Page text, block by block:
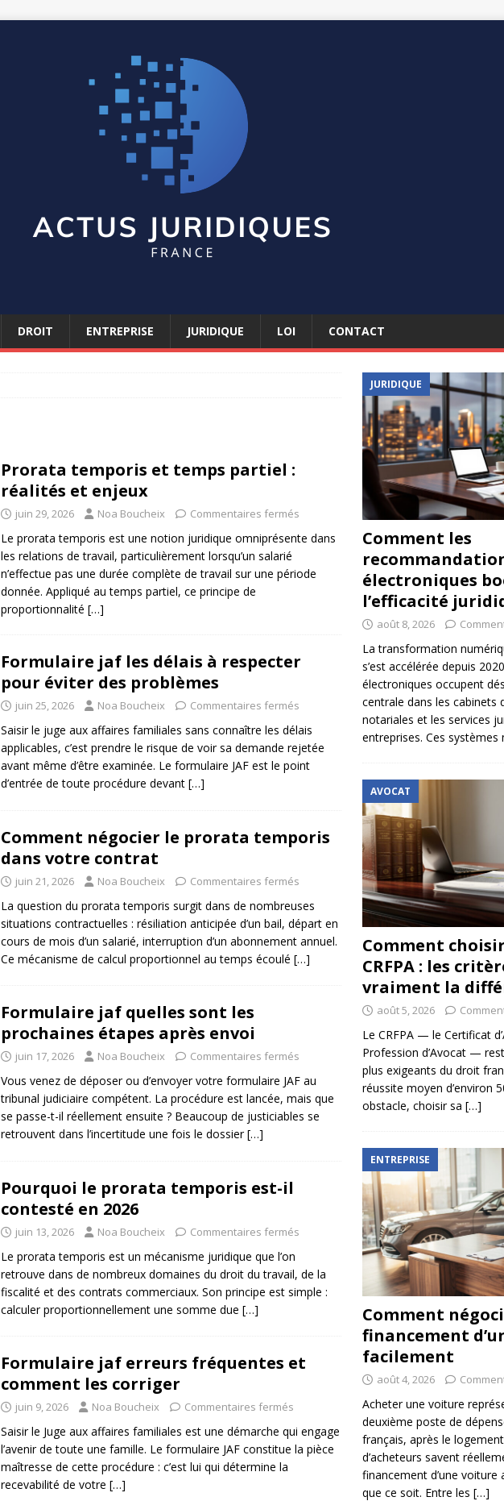
DROIT ENTREPRISE JURIDIQUE LOI CONTACT
Prorata temporis et temps partiel :
réalités et enjeux
juin 29, 2026 Noa Boucheix Commentaires fermés
Le prorata temporis est une notion juridique omniprésente dans
les relations de travail, particulièrement lorsqu’un salarié
n’effectue pas une durée complète de travail sur une période
donnée. Appliqué au temps partiel, ce principe de
proportionnalité […]
Formulaire jaf les délais à respecter
pour éviter des problèmes
juin 25, 2026 Noa Boucheix Commentaires fermés
Saisir le juge aux affaires familiales sans connaître les délais
applicables, c’est prendre le risque de voir sa demande rejetée
avant même d’être examinée. Le formulaire JAF est le point
d’entrée de toute procédure devant […]
Comment négocier le prorata temporis
dans votre contrat
juin 21, 2026 Noa Boucheix Commentaires fermés
La question du prorata temporis surgit dans de nombreuses
situations contractuelles : résiliation anticipée d’un bail, départ en
cours de mois d’un salarié, interruption d’un abonnement annuel.
Ce mécanisme de calcul proportionnel au temps écoulé […]
Formulaire jaf quelles sont les
prochaines étapes après envoi
juin 17, 2026 Noa Boucheix Commentaires fermés
Vous venez de déposer ou d’envoyer votre formulaire JAF au
tribunal judiciaire compétent. La procédure est lancée, mais que
se passe-t-il réellement ensuite ? Beaucoup de justiciables se
retrouvent dans l’incertitude une fois le dossier[…]
Pourquoi le prorata temporis est-il
contesté en 2026
juin 13, 2026 Noa Boucheix Commentaires fermés
Le prorata temporis est un mécanisme juridique que l’on
retrouve dans de nombreux domaines du droit du travail, de la
fiscalité et des contrats commerciaux. Son principe est simple :
calculer proportionnellement une somme due […]
Formulaire jaf erreurs fréquentes et
comment les corriger
juin 9, 2026 Noa Boucheix Commentaires fermés
Saisir le Juge aux affaires familiales est une démarche qui engage
l’avenir de toute une famille. Le formulaire JAF constitue la pièce
maîtresse de cette procédure : c’est lui qui détermine la
recevabilité de votre […]
JURIDIQUE
Comment les
électroniques
l’efficacité
août 8, 2026
La transformation
s’est accélérée depuis
électroniques occupent
centrale dans les cabinets
notariales et les services
entreprises. Ces systèmes
AVOCAT
Comment
CRFPA : les
vraiment la
août 5, 2026
Le CRFPA — le Certificat
Profession d’Avocat —
plus exigeants du droit
réussite moyen d’environ
obstacle, choisir sa […]
ENTREPRISE
Comment
financement
facilement
août 4, 2026
Acheter une voiture
deuxième poste de
français, après le
d’acheteurs savent
financement d’une voiture
que ce soit. Entre les […]